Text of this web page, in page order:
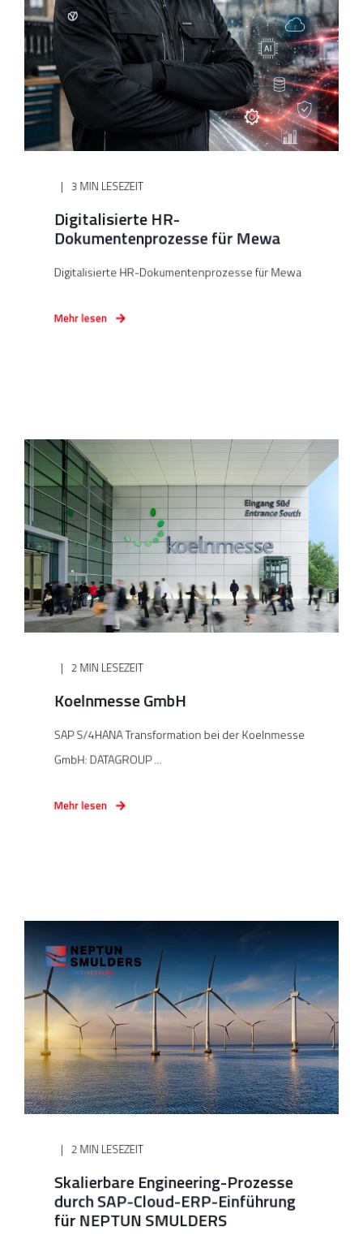
3 MIN LESEZEIT
Digitalisierte HR-
Dokumentenprozesse für Mewa
Digitalisierte HR-Dokumentenprozesse für Mewa
Mehr lesen
2 MIN LESEZEIT
Koelnmesse GmbH
SAP S/4HANA Transformation bei der Koelnmesse
GmbH: DATAGROUP ...
Mehr lesen
2 MIN LESEZEIT
Skalierbare Engineering-Prozesse
durch SAP-Cloud-ERP-Einführung
für NEPTUN SMULDERS